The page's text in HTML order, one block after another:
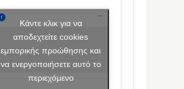
Κάντε κλικ για να
αποδεχτείτε cookies
εμπορικής προώθησης και
να ενεργοποιήσετε αυτό το
περιεχόμενο